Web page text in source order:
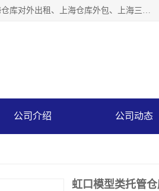
上海星力仓储服务有限公司从事：上海仓储服务、上海仓储库房、上海仓库代运营、上海仓库对外出租、上海仓库外包、上海三方仓储、上海电商仓储代发、上海电商代发货仓库、上海托管仓库、上海仓储配送。上海星力仓储服务有限公司现在拥有100个分仓、10万余平方的标准库房，精炼员工几百名，与几千家客户合作，公司已跻身上海仓储行业前列。欢迎来电咨询！
公司介绍 公司动态
虹口模型类托管